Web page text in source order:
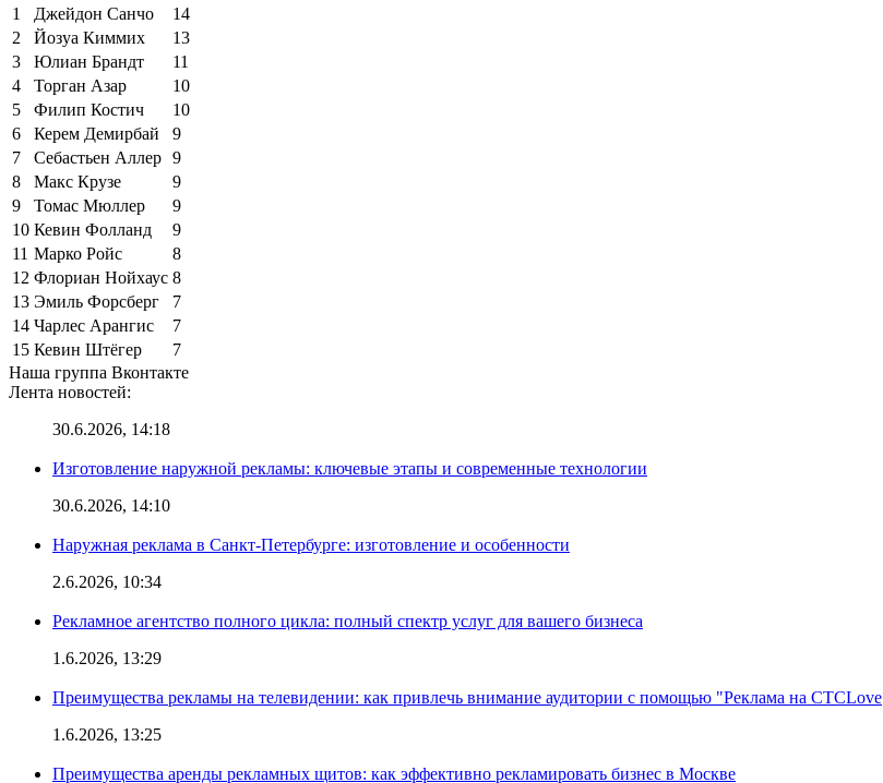
1
Джейдон Санчо
14
2
Йозуа Киммих
13
3
Юлиан Брандт
11
4
Торган Азар
10
5
Филип Костич
10
6
Керем Демирбай
9
7
Себастьен Аллер 9
8
Макс Крузе
9
9
Томас Мюллер
9
10 Кевин Фолланд
9
11 Марко Ройс
8
12 Флориан Нойхаус 8
13 Эмиль Форсберг
7
14 Чарлес Арангис
7
15 Кевин Штёгер
7
Наша группа Вконтакте
Лента новостей:
30.6.2026, 14:18
Изготовление наружной рекламы: ключевые этапы и современные технологии
30.6.2026, 14:10
Наружная реклама в Санкт-Петербурге: изготовление и особенности
2.6.2026, 10:34
Рекламное агентство полного цикла: полный спектр услуг для вашего бизнеса
1.6.2026, 13:29
Преимущества рекламы на телевидении: как привлечь внимание аудитории с помощью "Реклама на СТСLove
1.6.2026, 13:25
Преимущества аренды рекламных щитов: как эффективно рекламировать бизнес в Москве